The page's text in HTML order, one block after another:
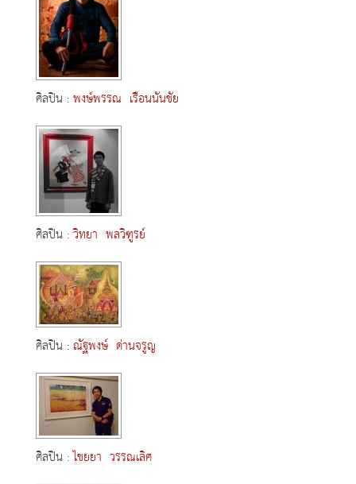
ศิลปิน :พงษ์พรรณ เรือนนันชัย
ศิลปิน :วิทยา พลวิฑูรย์
ศิลปิน :ณัฐพงษ์ ด่านจรูญ
ศิลปิน :ไชยยา วรรณเลิศ